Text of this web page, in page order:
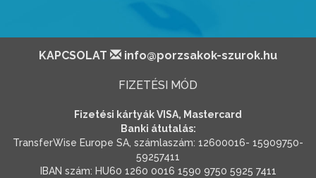
KAPCSOLAT info@porzsakok-szurok.hu
FIZETÉSI MÓD
Fizetési kártyák VISA, Mastercard
Banki átutalás:
TransferWise Europe SA, számlaszám: 12600016- 15909750-
59257411
IBAN szám: HU60 1260 0016 1590 9750 5925 7411